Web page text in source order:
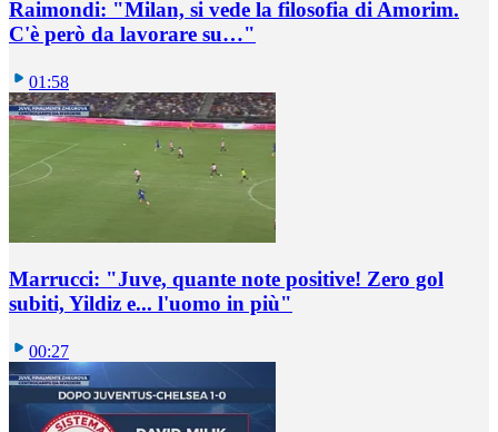
Raimondi: "Milan, si vede la filosofia di Amorim.
C'è però da lavorare su…"
01:58
Marrucci: "Juve, quante note positive! Zero gol
subiti, Yildiz e... l'uomo in più"
00:27